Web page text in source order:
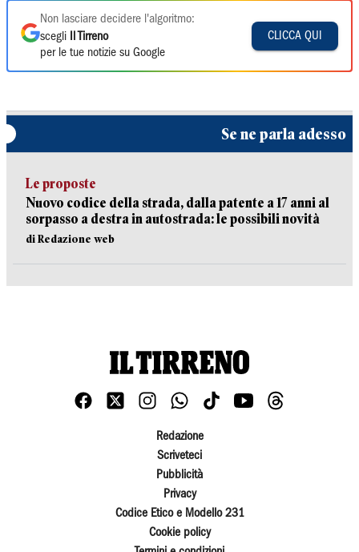
Non lasciare decidere l'algoritmo:
scegli
Il Tirreno
per le tue notizie su Google
CLICCA QUI
Se ne parla adesso
Le proposte
Nuovo codice della strada, dalla patente a 17 anni al
sorpasso a destra in autostrada: le possibili novità
di Redazione web
Redazione
Scriveteci
Pubblicità
Privacy
Codice Etico e Modello 231
Cookie policy